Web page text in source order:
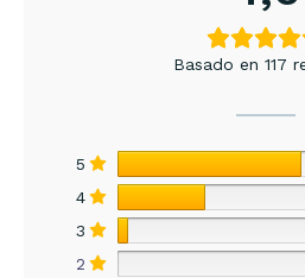
Basado en 117
5
4
3
2